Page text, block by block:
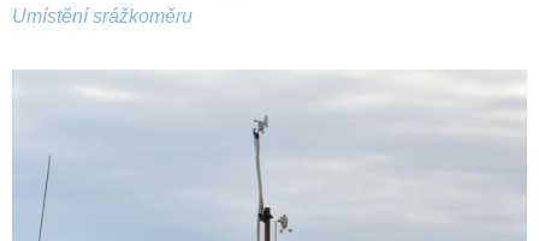
Umístění srážkoměru